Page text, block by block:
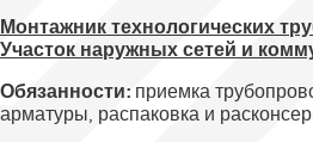
Монтажник технологических
Участок наружных сетей и
Обязанности: приемка
арматуры, распаковка и